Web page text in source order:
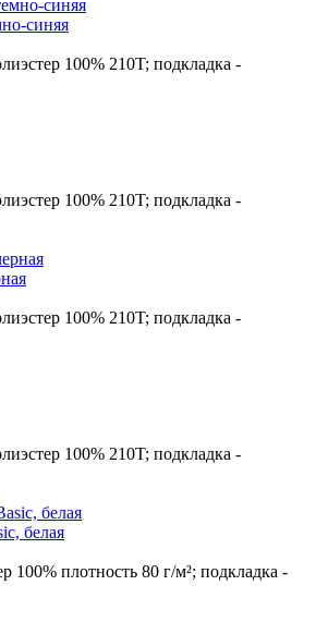
синяя
100% 210T; подкладка -
100% 210T; подкладка -
100% 210T; подкладка -
100% 210T; подкладка -
белая
100% плотность 80 г/м²; подкладка -